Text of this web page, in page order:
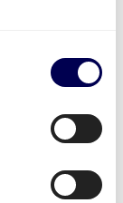
Vilnius.
pakketten
Let wel:
voor